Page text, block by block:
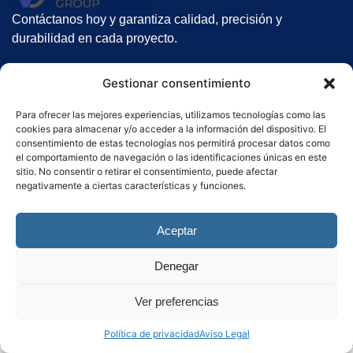
Gestionar consentimiento
Para ofrecer las mejores experiencias, utilizamos tecnologías como las
cookies para almacenar y/o acceder a la información del dispositivo. El
consentimiento de estas tecnologías nos permitirá procesar datos como
el comportamiento de navegación o las identificaciones únicas en este
sitio. No consentir o retirar el consentimiento, puede afectar
negativamente a ciertas características y funciones.
Aceptar
Denegar
Ver preferencias
Política de privacidadAviso Legal
Contáctanos hoy y garantiza calidad, precisión y
durabilidad en cada proyecto.
Nuestros servicios
Gunitado
Alquiler de gunitadoras
Contacto
Haz clic aquí
Copyright 2025. Todos los derechos reservados. Diseñado por